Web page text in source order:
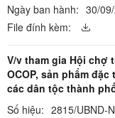
Ngày ban hành: 30/
File đính kèm:
V/v tham gia Hội chợ
OCOP, sản phẩm
các dân tộc thành
Số hiệu: 2815/UBND-